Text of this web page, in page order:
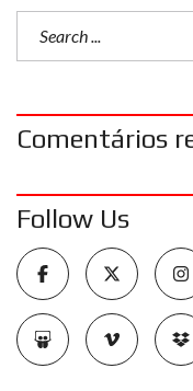
Comentários
Follow Us